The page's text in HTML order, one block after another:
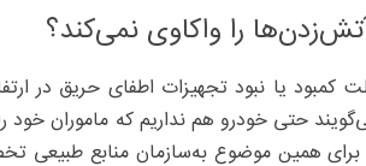
را واکاوی نمی‌کند؟
کمبود یا نبود تجهیزات اطفای حریق در
حتی خودرو هم نداریم که ماموران
تومان برای همین موضوع به‌سازمان